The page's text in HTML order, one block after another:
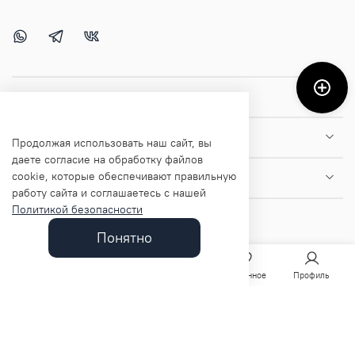
Помощь и информация
О магазине
Избранное Профиль
Продолжая использовать наш сайт, вы
даете согласие на обработку файлов
cookie, которые обеспечивают правильную
работу сайта и соглашаетесь с нашей
Политикой безопасности
Понятно